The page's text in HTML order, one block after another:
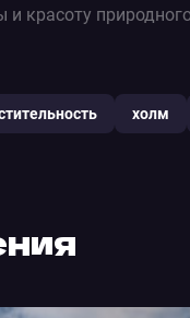
красоту
холм